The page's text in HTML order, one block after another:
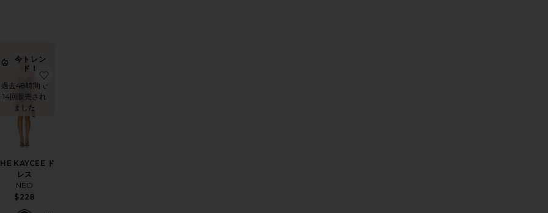
ドレス
に入りISABELLA ドレス
今トレン
ド！
過去48時間で
14回販売され
ました
KAYCEE ド
レス
NBD
$228